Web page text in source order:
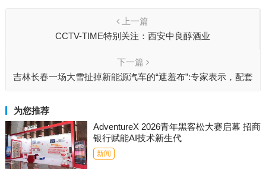
上一篇
CCTV-TIME特别关注：西安中良醇酒业
下一篇
吉林长春一场大雪扯掉新能源汽车的“遮羞布”:专家表示，配套
为您推荐
AdventureX 2026青年黑客松大赛启幕 招商
银行赋能AI技术新生代
新闻